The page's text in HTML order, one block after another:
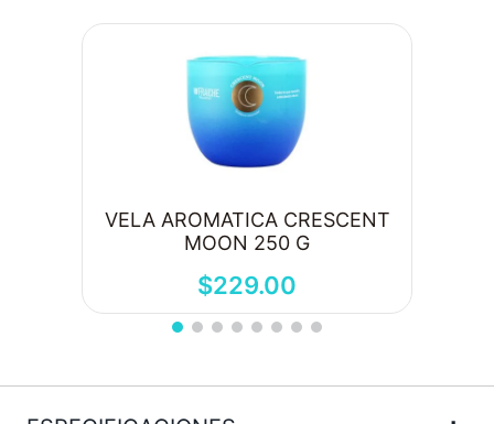
VELA AROMATICA CRESCENT
MOON 250 G
$229.00